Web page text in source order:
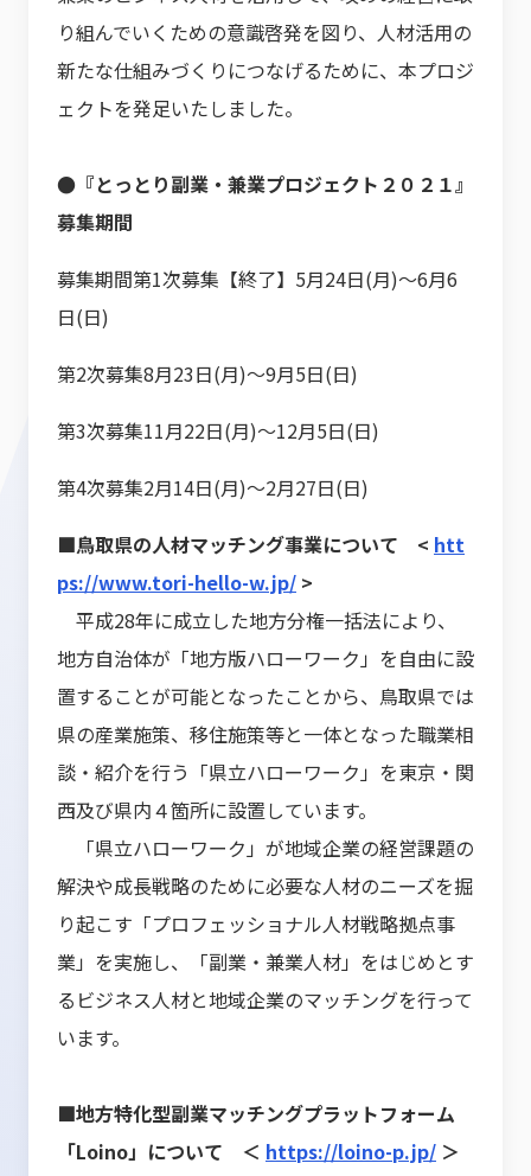
り組んでいくための意識啓発を図り、人材活用の
新たな仕組みづくりにつなげるために、本プロジ
ェクトを発足いたしました。
●『とっとり副業・兼業プロジェクト２０２１』
募集期間
募集期間第1次募集【終了】5月24日(月)～6月6
日(日)
第2次募集8月23日(月)～9月5日(日)
第3次募集11月22日(月)～12月5日(日)
第4次募集2月14日(月)～2月27日(日)
■鳥取県の人材マッチング事業について < htt
ps://www.tori-hello-w.jp/ >
平成28年に成立した地方分権一括法により、
地方自治体が「地方版ハローワーク」を自由に設
置することが可能となったことから、鳥取県では
県の産業施策、移住施策等と一体となった職業相
談・紹介を行う「県立ハローワーク」を東京・関
西及び県内４箇所に設置しています。
「県立ハローワーク」が地域企業の経営課題の
解決や成長戦略のために必要な人材のニーズを掘
り起こす「プロフェッショナル人材戦略拠点事
業」を実施し、「副業・兼業人材」をはじめとす
るビジネス人材と地域企業のマッチングを行って
います。
■地方特化型副業マッチングプラットフォーム
「Loino」について ＜ https://loino-p.jp/ ＞